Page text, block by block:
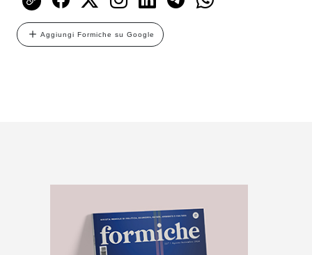
Aggiungi Formiche su Google